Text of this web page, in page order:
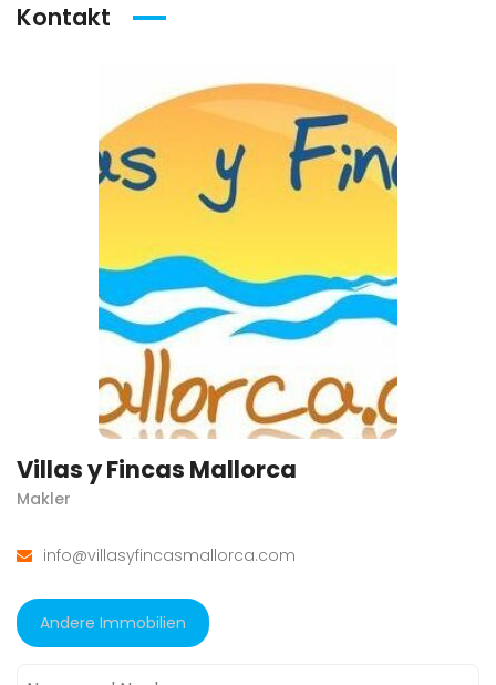
Kontakt
Villas y Fincas Mallorca
Makler
info@villasyfincasmallorca.com
Andere Immobilien